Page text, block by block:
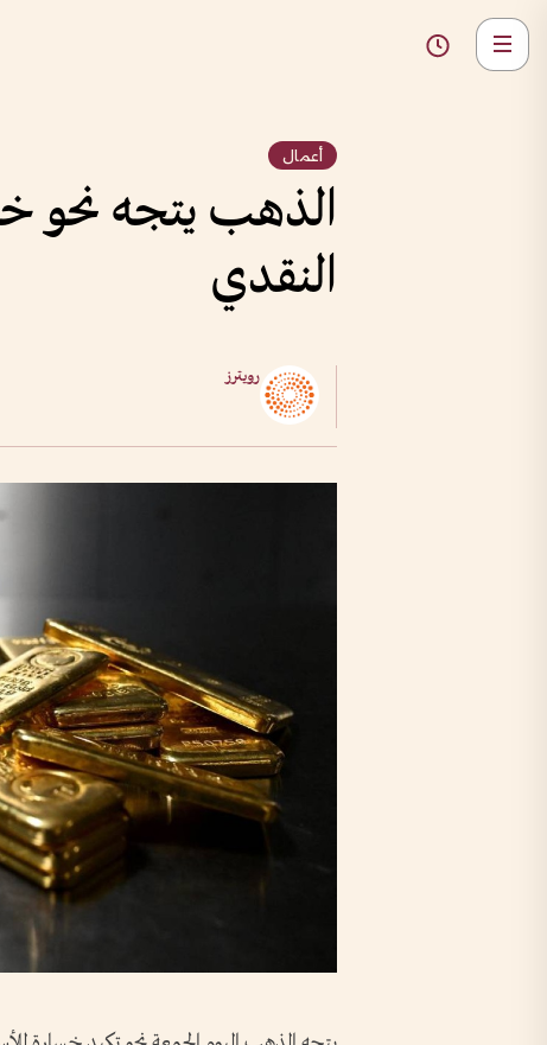
أعمال
الذهب يتجه نحو
النقدي
رويترز